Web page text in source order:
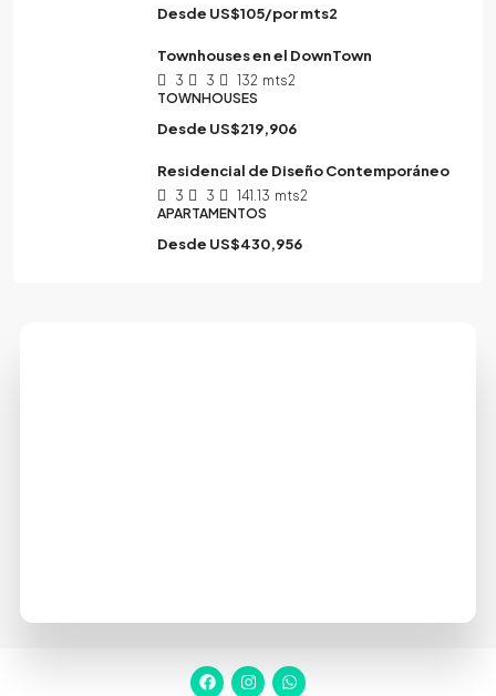
Desde US$105/por mts2
Townhouses en el DownTown
3 3 132 mts2
TOWNHOUSES
Desde US$219,906
Residencial de Diseño Contemporáneo
3 3 141.13 mts2
APARTAMENTOS
Desde US$430,956